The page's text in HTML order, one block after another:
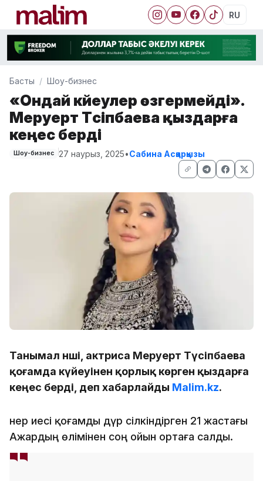
RU
Басты Шоу-бизнес
«Ондай күйеулер өзгермейді».
Меруерт Түсіпбаева қыздарға
кеңес берді
Шоу-бизнес 27 наурыз, 2025•Сабина Асқарқызы
Танымал әнші, актриса Меруерт Түсіпбаева
қоғамда күйеуінен қорлық көрген қыздарға
кеңес берді, деп хабарлайды Malim.kz.
Өнер иесі қоғамды дүр сілкіндірген 21 жастағы
Ажардың өлімінен соң ойын ортаға салды.